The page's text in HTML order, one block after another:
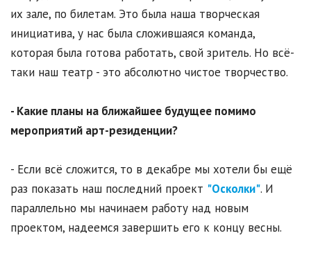
их зале, по билетам. Это была наша творческая
инициатива, у нас была сложившаяся команда,
которая была готова работать, свой зритель. Но всё-
таки наш театр - это абсолютно чистое творчество.
- Какие планы на ближайшее будущее помимо
мероприятий арт-резиденции?
- Если всё сложится, то в декабре мы хотели бы ещё
раз показать наш последний проект "Осколки". И
параллельно мы начинаем работу над новым
проектом, надеемся завершить его к концу весны.